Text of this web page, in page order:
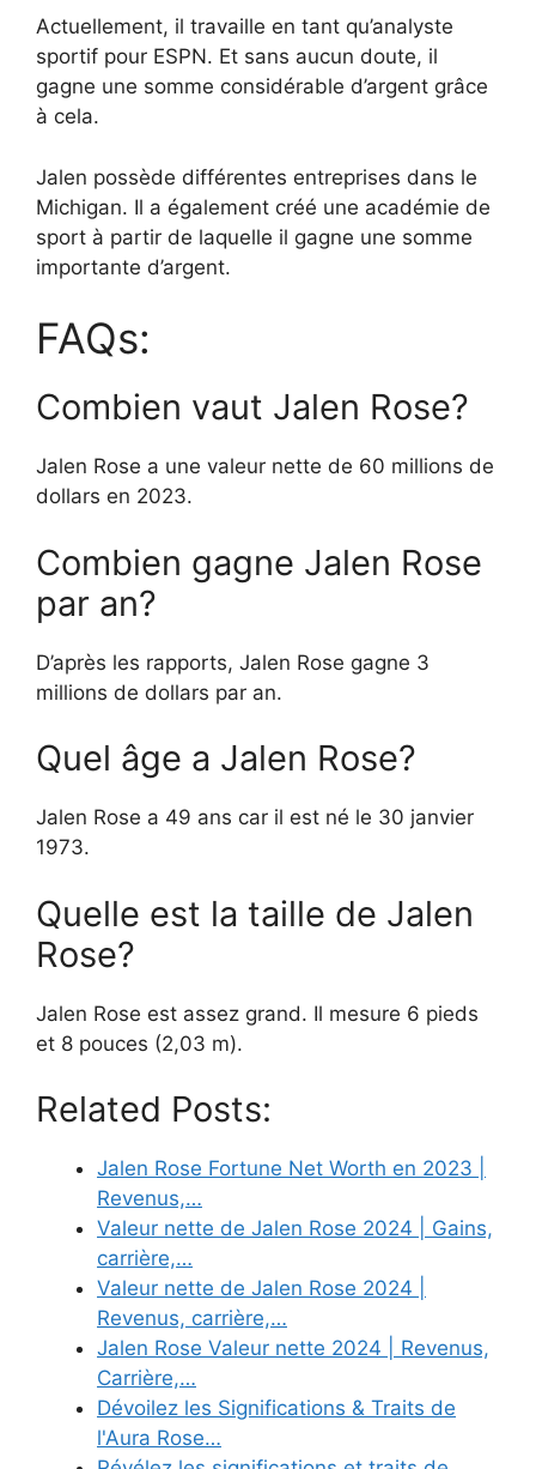
Actuellement, il travaille en tant qu’analyste
sportif pour ESPN. Et sans aucun doute, il
gagne une somme considérable d’argent grâce
à cela.
Jalen possède différentes entreprises dans le
Michigan. Il a également créé une académie de
sport à partir de laquelle il gagne une somme
importante d’argent.
FAQs:
Combien vaut Jalen Rose?
Jalen Rose a une valeur nette de 60 millions de
dollars en 2023.
Combien gagne Jalen Rose
par an?
D’après les rapports, Jalen Rose gagne 3
millions de dollars par an.
Quel âge a Jalen Rose?
Jalen Rose a 49 ans car il est né le 30 janvier
1973.
Quelle est la taille de Jalen
Rose?
Jalen Rose est assez grand. Il mesure 6 pieds
et 8 pouces (2,03 m).
Related Posts:
Jalen Rose Fortune Net Worth en 2023 |
Revenus,…
Valeur nette de Jalen Rose 2024 | Gains,
carrière,…
Valeur nette de Jalen Rose 2024 |
Revenus, carrière,…
Jalen Rose Valeur nette 2024 | Revenus,
Carrière,…
Dévoilez les Significations & Traits de
l'Aura Rose…